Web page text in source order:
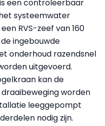
is een controleerbaar
systeemwater
RVS-zeef van 160
ingebouwde
onderhoud razendsnel
uitgevoerd.
kan de
worden
leeggepompt
nodig zijn.